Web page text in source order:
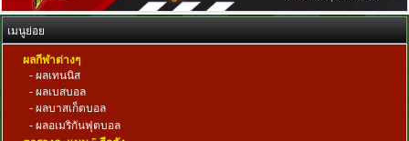
เมนูย่อย
ผลกีฬาต่างๆ
- ผลเทนนิส
- ผลเบสบอล
- ผลบาสเก็ตบอล
- ผลอเมริกันฟุตบอล